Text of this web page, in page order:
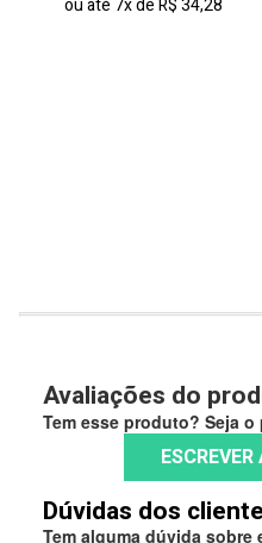
ou até 7xdeR$ 34,28
Avaliações do
Tem esse produto? Seja
Dúvidas dos
Tem alguma dúvida